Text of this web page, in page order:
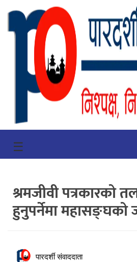
गृहपृष्ठ
भिडियो
प्रमुख
खबर
समाचार
खबर
☰
श्रमजीवी पत्रकारको
हुनुपर्नेमा महासङ्घको
पारदर्शी संवाददाता